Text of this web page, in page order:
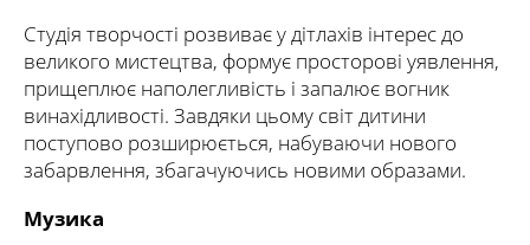
Студія творчості розвиває у дітлахів інтерес до
великого мистецтва, формує просторові уявлення,
прищеплює наполегливість і запалює вогник
винахідливості. Завдяки цьому світ дитини
поступово розширюється, набуваючи нового
забарвлення, збагачуючись новими образами.
Музика